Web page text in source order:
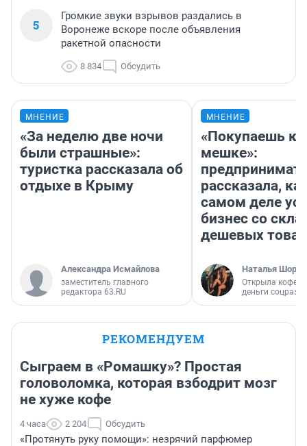
5
Громкие звуки взрывов раздались в
Воронеже вскоре после объявления
ракетной опасности
8 834 Обсудить
МНЕНИЕ
«За неделю две ночи
были страшные»:
туристка рассказала об
отдыхе в Крыму
Александра Исмайлова
заместитель главного
редактора 63.RU
МНЕНИЕ
«Покупаешь
мешке»:
рассказала,
самом деле
бизнес со
дешевых
Наталья
Открыла
деньги
РЕКОМЕНДУЕМ
Сыграем в «Ромашку»? Простая
головоломка, которая взбодрит мозг
не хуже кофе
4 часа 2 204 Обсудить
«Протянуть руку помощи»: незрячий парфюмер